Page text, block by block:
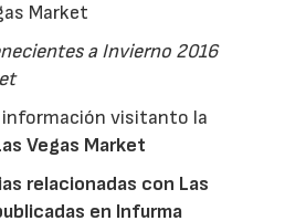
Market
a Invierno 2016
información visitanto la
Vegas Market
relacionadas con Las
en Infurma